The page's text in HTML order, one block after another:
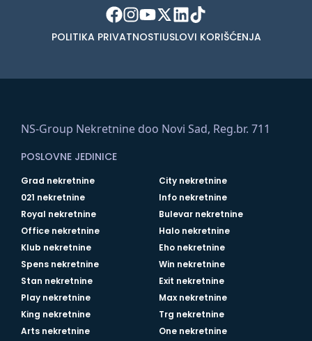
POLITIKA PRIVATNOSTIUSLOVI KORIŠĆENJA
NS-Group Nekretnine doo Novi Sad, Reg.br. 711
POSLOVNE JEDINICE
Grad nekretnine
City nekretnine
021 nekretnine
Info nekretnine
Royal nekretnine
Bulevar nekretnine
Office nekretnine
Halo nekretnine
Klub nekretnine
Eho nekretnine
Spens nekretnine
Win nekretnine
Stan nekretnine
Exit nekretnine
Play nekretnine
Max nekretnine
King nekretnine
Trg nekretnine
Arts nekretnine
One nekretnine